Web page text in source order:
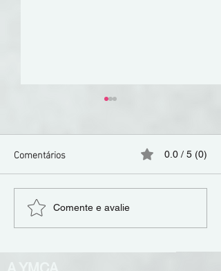
YMCA investe 119 mil
euros na remodelação da
Creche do Bonfim
Comentários 0.0 / 5 (0)
Comente e avalie